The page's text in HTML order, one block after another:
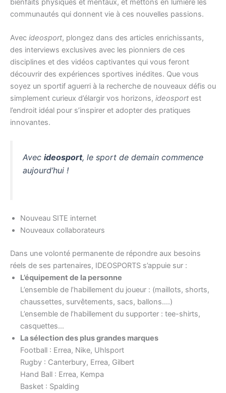
bienfaits physiques et mentaux, et mettons en lumière les
communautés qui donnent vie à ces nouvelles passions.
Avec ideosport, plongez dans des articles enrichissants,
des interviews exclusives avec les pionniers de ces
disciplines et des vidéos captivantes qui vous feront
découvrir des expériences sportives inédites. Que vous
soyez un sportif aguerri à la recherche de nouveaux défis ou
simplement curieux d’élargir vos horizons, ideosport est
l’endroit idéal pour s’inspirer et adopter des pratiques
innovantes.
Avec ideosport, le sport de demain commence
aujourd’hui !
Nouveau SITE internet
Nouveaux collaborateurs
Dans une volonté permanente de répondre aux besoins
réels de ses partenaires, IDEOSPORTS s’appuie sur :
L’équipement de la personne
L’ensemble de l’habillement du joueur : (maillots, shorts,
chaussettes, survêtements, sacs, ballons….)
L’ensemble de l’habillement du supporter : tee-shirts,
casquettes…
La sélection des plus grandes marques
Football : Errea, Nike, Uhlsport
Rugby : Canterbury, Errea, Gilbert
Hand Ball : Errea, Kempa
Basket : Spalding